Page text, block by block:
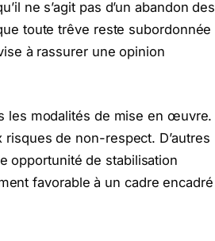
ne s’agit pas d’un abandon des
toute trêve reste subordonnée
à rassurer une opinion
les modalités de mise en œuvre.
de non-respect. D’autres
opportunité de stabilisation
favorable à un cadre encadré